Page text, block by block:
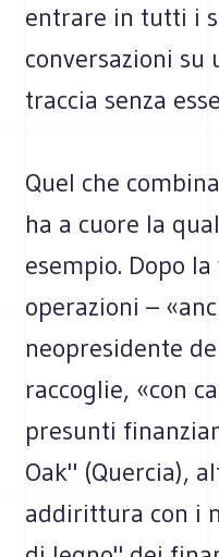
entrare in tutti i
conversazioni su
traccia senza
Quel che
ha a cuore la
esempio. Dopo
operazioni –
neopresidente
raccoglie, «con
presunti
Oak" (Quercia),
addirittura con i